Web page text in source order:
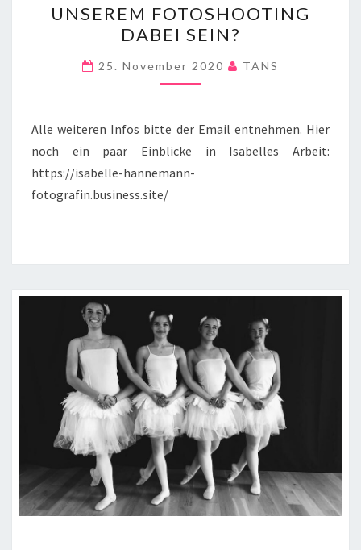
NOCH
BEI
UNSEREM
FOTOSHOOTING
SEIN?
UNSEREM FOTOSHOOTING
DABEI SEIN?
25. November 2020 TANS
Alle weiteren Infos bitte der Email entnehmen. Hier
noch ein paar Einblicke in Isabelles Arbeit:
https://isabelle-hannemann-
fotografin.business.site/